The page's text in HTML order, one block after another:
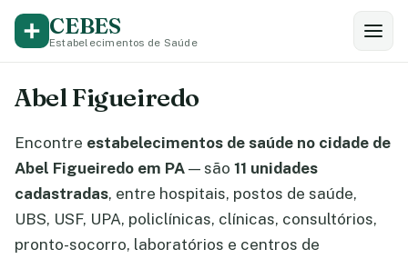
CEBES
Estabelecimentos de Saúde
Abel Figueiredo
Encontre estabelecimentos de saúde no cidade de
Abel Figueiredo em PA — são 11 unidades
cadastradas, entre hospitais, postos de saúde,
UBS, USF, UPA, policlínicas, clínicas, consultórios,
pronto-socorro, laboratórios e centros de